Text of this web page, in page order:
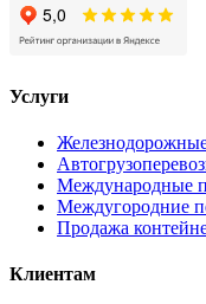
Услуги
Международные
Междугородние
Продажа
Клиентам